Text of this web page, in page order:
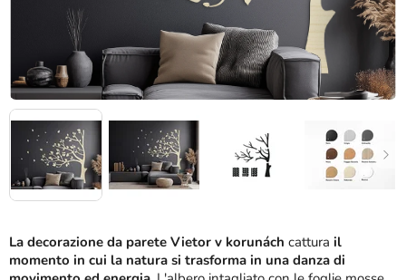
La decorazione da parete Vietor v korunách cattura il
momento in cui la natura si trasforma in una danza di